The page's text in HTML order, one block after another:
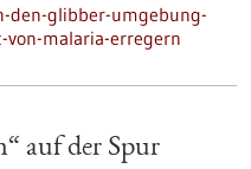
glibber-umgebung-
malaria-erregern
auf der Spur